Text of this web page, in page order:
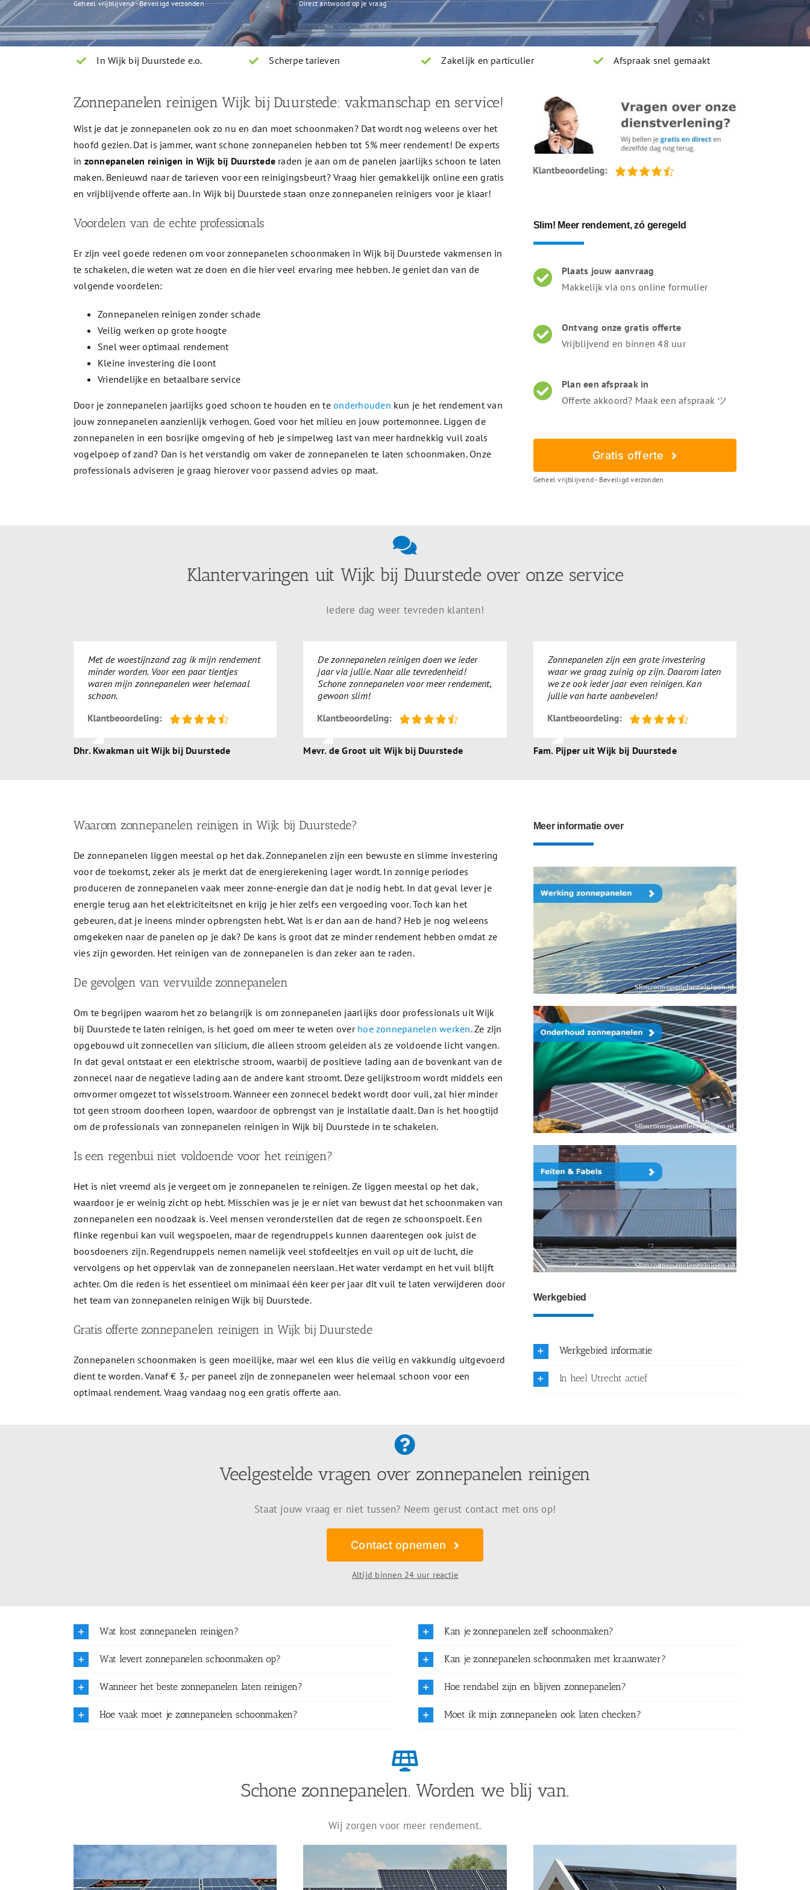
Geheel vrijblijvend - Beveiligd verzonden Direct antwoord op je vraag
In Wijk bij Duurstede e.o. Scherpe tarieven Zakelijk en particulier Afspraak snel gemaakt
Zonnepanelen reinigen Wijk bij Duurstede: vakmanschap en service!
Wist je dat je zonnepanelen ook zo nu en dan moet schoonmaken? Dat wordt nog weleens over het
hoofd gezien. Dat is jammer, want schone zonnepanelen hebben tot 5% meer rendement! De experts
in zonnepanelen reinigen in Wijk bij Duurstede raden je aan om de panelen jaarlijks schoon te laten
maken. Benieuwd naar de tarieven voor een reinigingsbeurt? Vraag hier gemakkelijk online een gratis
en vrijblijvende offerte aan. In Wijk bij Duurstede staan onze zonnepanelen reinigers voor je klaar!
Voordelen van de echte professionals
Er zijn veel goede redenen om voor zonnepanelen schoonmaken in Wijk bij Duurstede vakmensen in
te schakelen, die weten wat ze doen en die hier veel ervaring mee hebben. Je geniet dan van de
volgende voordelen:
Zonnepanelen reinigen zonder schade
Veilig werken op grote hoogte
Snel weer optimaal rendement
Kleine investering die loont
Vriendelijke en betaalbare service
Door je zonnepanelen jaarlijks goed schoon te houden en teonderhouden kun je het rendement van
jouw zonnepanelen aanzienlijk verhogen. Goed voor het milieu en jouw portemonnee. Liggen de
zonnepanelen in een bosrijke omgeving of heb je simpelweg last van meer hardnekkig vuil zoals
vogelpoep of zand? Dan is het verstandig om vaker de zonnepanelen te laten schoonmaken. Onze
professionals adviseren je graag hierover voor passend advies op maat.
Slim! Meer rendement, zó geregeld
Plaats jouw aanvraag
Makkelijk via ons online formulier
Ontvang onze gratis offerte
Vrijblijvend en binnen 48 uur
Plan een afspraak in
Offerte akkoord? Maak een afspraak ツ
Gratis offerte
Geheel vrijblijvend - Beveiligd verzonden
Klantervaringen uit Wijk bij Duurstede over onze service
Iedere dag weer tevreden klanten!
Met de woestijnzand zag ik mijn rendement
minder worden. Voor een paar tientjes
waren mijn zonnepanelen weer helemaal
schoon.
Dhr. Kwakman uit Wijk bij Duurstede
De zonnepanelen reinigen doen we ieder
jaar via jullie. Naar alle tevredenheid!
Schone zonnepanelen voor meer rendement,
gewoon slim!
Mevr. de Groot uit Wijk bij Duurstede
Zonnepanelen zijn een grote investering
waar we graag zuinig op zijn. Daarom laten
we ze ook ieder jaar even reinigen. Kan
jullie van harte aanbevelen!
Fam. Pijper uit Wijk bij Duurstede
Waarom zonnepanelen reinigen in Wijk bij Duurstede?
De zonnepanelen liggen meestal op het dak. Zonnepanelen zijn een bewuste en slimme investering
voor de toekomst, zeker als je merkt dat de energierekening lager wordt. In zonnige periodes
produceren de zonnepanelen vaak meer zonne-energie dan dat je nodig hebt. In dat geval lever je
energie terug aan het elektriciteitsnet en krijg je hier zelfs een vergoeding voor. Toch kan het
gebeuren, dat je ineens minder opbrengsten hebt. Wat is er dan aan de hand? Heb je nog weleens
omgekeken naar de panelen op je dak? De kans is groot dat ze minder rendement hebben omdat ze
vies zijn geworden. Het reinigen van de zonnepanelen is dan zeker aan te raden.
De gevolgen van vervuilde zonnepanelen
Om te begrijpen waarom het zo belangrijk is om zonnepanelen jaarlijks door professionals uit Wijk
bij Duurstede te laten reinigen, is het goed om meer te weten over hoe zonnepanelen werken. Ze zijn
opgebouwd uit zonnecellen van silicium, die alleen stroom geleiden als ze voldoende licht vangen.
In dat geval ontstaat er een elektrische stroom, waarbij de positieve lading aan de bovenkant van de
zonnecel naar de negatieve lading aan de andere kant stroomt. Deze gelijkstroom wordt middels een
omvormer omgezet tot wisselstroom. Wanneer een zonnecel bedekt wordt door vuil, zal hier minder
tot geen stroom doorheen lopen, waardoor de opbrengst van je installatie daalt. Dan is het hoogtijd
om de professionals van zonnepanelen reinigen in Wijk bij Duurstede in te schakelen.
Is een regenbui niet voldoende voor het reinigen?
Het is niet vreemd als je vergeet om je zonnepanelen te reinigen. Ze liggen meestal op het dak,
waardoor je er weinig zicht op hebt. Misschien was je je er niet van bewust dat het schoonmaken van
zonnepanelen een noodzaak is. Veel mensen veronderstellen dat de regen ze schoonspoelt. Een
flinke regenbui kan vuil wegspoelen, maar de regendruppels kunnen daarentegen ook juist de
boosdoeners zijn. Regendruppels nemen namelijk veel stofdeeltjes en vuil op uit de lucht, die
vervolgens op het oppervlak van de zonnepanelen neerslaan. Het water verdampt en het vuil blijft
achter. Om die reden is het essentieel om minimaal één keer per jaar dit vuil te laten verwijderen door
het team van zonnepanelen reinigen Wijk bij Duurstede.
Gratis offerte zonnepanelen reinigen in Wijk bij Duurstede
Zonnepanelen schoonmaken is geen moeilijke, maar wel een klus die veilig en vakkundig uitgevoerd
dient te worden. Vanaf € 3,- per paneel zijn de zonnepanelen weer helemaal schoon voor een
optimaal rendement. Vraag vandaag nog een gratis offerte aan.
Meer informatie over
Werkgebied
Werkgebied informatie
In heel Utrecht actief
Veelgestelde vragen over zonnepanelen reinigen
Staat jouw vraag er niet tussen? Neem gerust contact met ons op!
Contact opnemen
Altijd binnen 24 uur reactie
Wat kost zonnepanelen reinigen?
Wat levert zonnepanelen schoonmaken op?
Wanneer het beste zonnepanelen laten reinigen?
Hoe vaak moet je zonnepanelen schoonmaken?
Kan je zonnepanelen zelf schoonmaken?
Kan je zonnepanelen schoonmaken met kraanwater?
Hoe rendabel zijn en blijven zonnepanelen?
Moet ik mijn zonnepanelen ook laten checken?
Schone zonnepanelen. Worden we blij van.
Wij zorgen voor meer rendement.